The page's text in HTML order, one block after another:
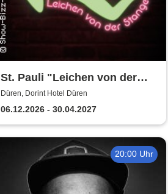
St. Pauli "Leichen von der
Stange" - Krimi-Dinner
Düren, Dorint Hotel Düren
06.12.2026 - 30.04.2027
20:00 Uhr